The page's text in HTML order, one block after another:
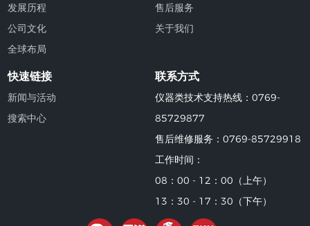
发展历程
公司文化
全球布局
售后服务
关于我们
快速链接
新闻与活动
搜索中心
联系方式
仪器类技术支持热线：0769-
85729877
售后维修服务：0769-85729918
工作时间：
08：00 - 12：00（上午）
13：30 - 17：30（下午）